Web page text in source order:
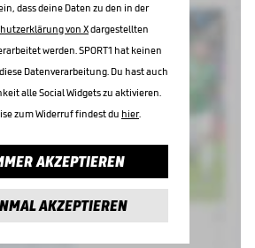
dass deine Daten zu den in der
von Xdargestellten
werden. SPORT1 hat keinen
Datenverarbeitung. Du hast auch
alle Social Widgets zu aktivieren.
zum Widerruf findest du hier.
AKZEPTIEREN
AKZEPTIEREN